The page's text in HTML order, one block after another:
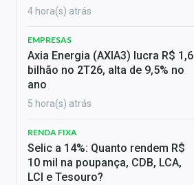
4 hora(s) atrás
EMPRESAS
Axia Energia (AXIA3) lucra R$ 1,6
bilhão no 2T26, alta de 9,5% no
ano
5 hora(s) atrás
RENDA FIXA
Selic a 14%: Quanto rendem R$
10 mil na poupança, CDB, LCA,
LCI e Tesouro?